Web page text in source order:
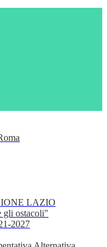
LAZIO
gli ostacoli"
2027